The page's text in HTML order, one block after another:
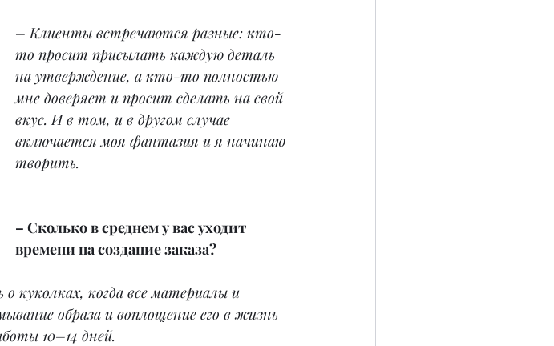
– Клиенты встречаются разные: кто-
то просит присылать каждую деталь
на утверждение, а кто-то полностью
мне доверяет и просит сделать на свой
вкус. И в том, и в другом случае
включается моя фантазия и я начинаю
творить.
– Сколько в среднем у вас уходит
времени на создание заказа?
куколках, когда все материалы и
образа и воплощение его в жизнь
10–14 дней.